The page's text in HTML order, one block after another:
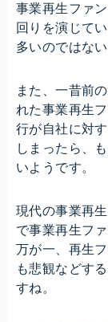
事業再生ファ
回りを演じて
多いのではな
また、一昔前
れた事業再生
行が自社に対
しまったら、
いようです。
現代の事業再
で事業再生フ
万が一、再生
も悲観などす
すね。